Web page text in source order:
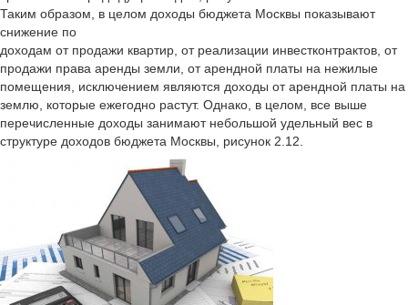
Таким образом, в целом доходы бюджета Москвы показывают
снижение по
доходам от продажи квартир, от реализации инвестконтрактов, от
продажи права аренды земли, от арендной платы на нежилые
помещения, исключением являются доходы от арендной платы на
землю, которые ежегодно растут. Однако, в целом, все выше
перечисленные доходы занимают небольшой удельный вес в
структуре доходов бюджета Москвы, рисунок 2.12.